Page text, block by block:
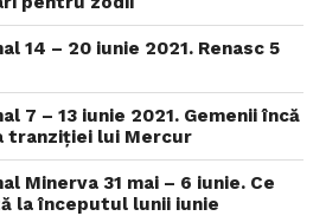
14 – 20 iunie 2021. Renasc 5
7 – 13 iunie 2021. Gemenii încă
tranziției lui Mercur
Minerva 31 mai – 6 iunie. Ce
la începutul lunii iunie